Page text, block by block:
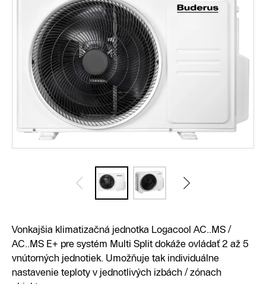
Vonkajšia klimatizačná jednotka Logacool AC..MS /
AC..MS E+ pre systém Multi Split dokáže ovládať 2 až 5
vnútorných jednotiek. Umožňuje tak individuálne
nastavenie teploty v jednotlivých izbách / zónach